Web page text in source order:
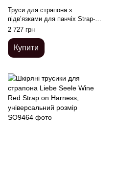
Труси для страпона з
підв’язками для панчіх Strap-
On-Me REBEL HARNESS - S
2 727 грн
Купити